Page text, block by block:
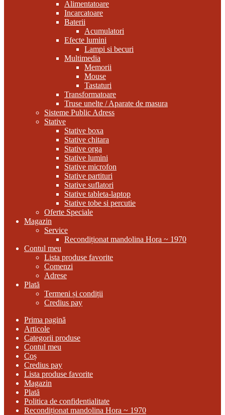
Alimentatoare
Incarcatoare
Baterii
Acumulatori
Efecte lumini
Lampi si becuri
Multimedia
Memorii
Mouse
Tastaturi
Transformatoare
Truse unelte / Aparate de masura
Sisteme Public Adress
Stative
Stative boxa
Stative chitara
Stative orga
Stative lumini
Stative microfon
Stative partituri
Stative suflatori
Stative tableta-laptop
Stative tobe si percutie
Oferte Speciale
Magazin
Service
Recondiționat mandolina Hora ~ 1970
Contul meu
Lista produse favorite
Comenzi
Adrese
Plată
Termeni și condiții
Credius pay
Prima pagină
Articole
Categorii produse
Contul meu
Coș
Credius pay
Lista produse favorite
Magazin
Plată
Politica de confidentialitate
Recondiționat mandolina Hora ~ 1970